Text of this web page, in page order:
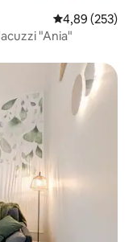
4,89 (253)
"Ania"